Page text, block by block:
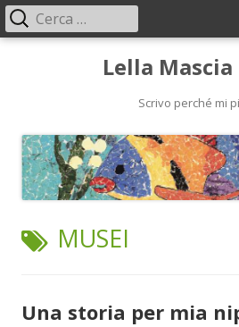
Lella Mascia
Scrivo perché mi
Menu
principale
Ricerca
per:
TAG:
MUSEI
Una storia per mia